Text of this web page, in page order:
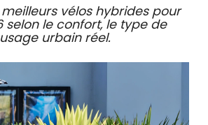
vélos hybrides pour
selon le confort, le type de
urbain réel.